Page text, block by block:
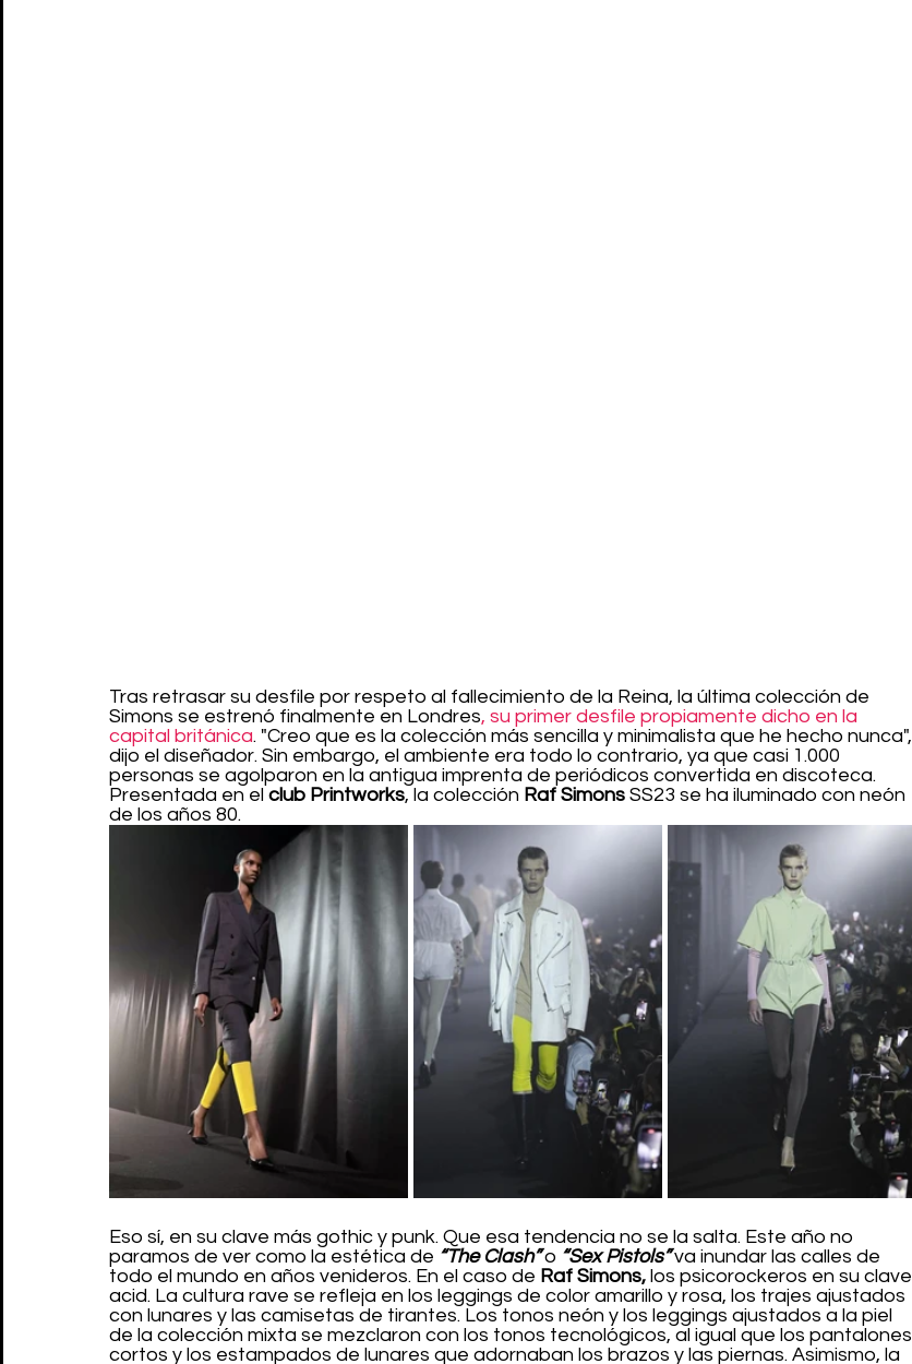
Tras retrasar su desfile por respeto al fallecimiento de la Reina, la última colección de
Simons se estrenó finalmente en Londres, su primer desfile propiamente dicho en la
capital británica. "Creo que es la colección más sencilla y minimalista que he hecho nunca",
dijo el diseñador. Sin embargo, el ambiente era todo lo contrario, ya que casi 1.000
personas se agolparon en la antigua imprenta de periódicos convertida en discoteca.
Presentada en el club Printworks, la colección Raf Simons SS23 se ha iluminado con neón
de los años 80.
Eso sí, en su clave más gothic y punk. Que esa tendencia no se la salta. Este año no
paramos de ver como la estética de “The Clash” o “Sex Pistols” va inundar las calles de
todo el mundo en años venideros. En el caso de Raf Simons, los psicorockeros en su clave
acid. La cultura rave se refleja en los leggings de color amarillo y rosa, los trajes ajustados
con lunares y las camisetas de tirantes. Los tonos neón y los leggings ajustados a la piel
de la colección mixta se mezclaron con los tonos tecnológicos, al igual que los pantalones
cortos y los estampados de lunares que adornaban los brazos y las piernas. Asimismo, la